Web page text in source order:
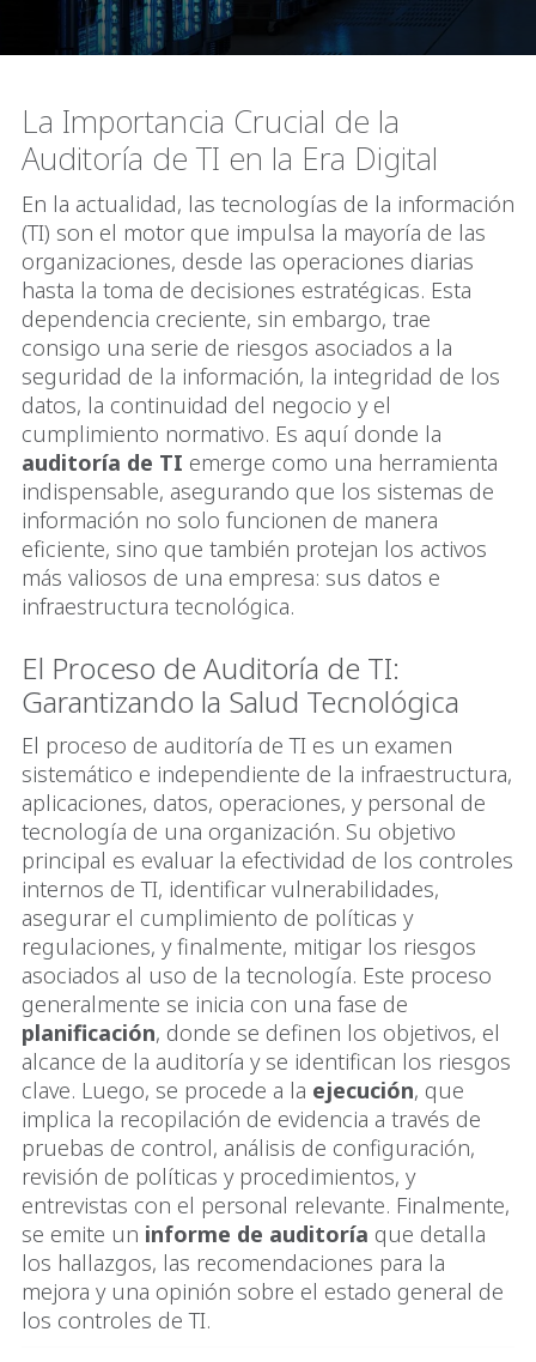
La Importancia Crucial de la
Auditoría de TI en la Era Digital
En la actualidad, las tecnologías de la información
(TI) son el motor que impulsa la mayoría de las
organizaciones, desde las operaciones diarias
hasta la toma de decisiones estratégicas. Esta
dependencia creciente, sin embargo, trae
consigo una serie de riesgos asociados a la
seguridad de la información, la integridad de los
datos, la continuidad del negocio y el
cumplimiento normativo. Es aquí donde la
auditoría de TI emerge como una herramienta
indispensable, asegurando que los sistemas de
información no solo funcionen de manera
eficiente, sino que también protejan los activos
más valiosos de una empresa: sus datos e
infraestructura tecnológica.
El Proceso de Auditoría de TI:
Garantizando la Salud Tecnológica
El proceso de auditoría de TI es un examen
sistemático e independiente de la infraestructura,
aplicaciones, datos, operaciones, y personal de
tecnología de una organización. Su objetivo
principal es evaluar la efectividad de los controles
internos de TI, identificar vulnerabilidades,
asegurar el cumplimiento de políticas y
regulaciones, y finalmente, mitigar los riesgos
asociados al uso de la tecnología. Este proceso
generalmente se inicia con una fase de
planificación, donde se definen los objetivos, el
alcance de la auditoría y se identifican los riesgos
clave. Luego, se procede a la ejecución, que
implica la recopilación de evidencia a través de
pruebas de control, análisis de configuración,
revisión de políticas y procedimientos, y
entrevistas con el personal relevante. Finalmente,
se emite un informe de auditoría que detalla
los hallazgos, las recomendaciones para la
mejora y una opinión sobre el estado general de
los controles de TI.